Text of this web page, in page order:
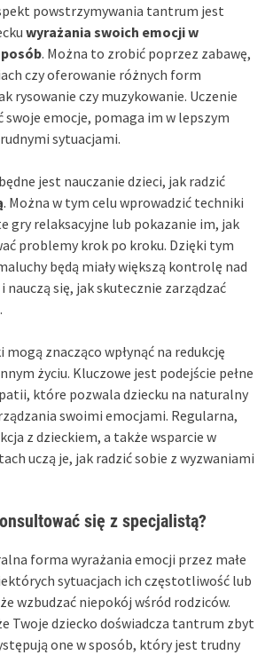
powstrzymywania tantrum jest
wyrażania swoich emocji w
. Można to zrobić poprzez zabawę,
czy oferowanie różnych form
rysowanie czy muzykowanie. Uczenie
swoje emocje, pomaga im w lepszym
sytuacjami.
jest nauczanie dzieci, jak radzić
. Można w tym celu wprowadzić techniki
gry relaksacyjne lub pokazanie im, jak
problemy krok po kroku. Dzięki tym
będą miały większą kontrolę nad
nauczą się, jak skutecznie zarządzać
znacząco wpłynąć na redukcję
życiu. Kluczowe jest podejście pełne
które pozwala dziecku na naturalny
swoimi emocjami. Regularna,
z dzieckiem, a także wsparcie w
uczą je, jak radzić sobie z wyzwaniami
się z specjalistą?
forma wyrażania emocji przez małe
sytuacjach ich częstotliwość lub
wzbudzać niepokój wśród rodziców.
Twoje dziecko doświadcza tantrum zbyt
one w sposób, który jest trudny